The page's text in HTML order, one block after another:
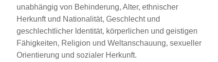
unabhängig von Behinderung, Alter, ethnischer
Herkunft und Nationalität, Geschlecht und
geschlechtlicher Identität, körperlichen und geistigen
Fähigkeiten, Religion und Weltanschauung, sexueller
Orientierung und sozialer Herkunft.